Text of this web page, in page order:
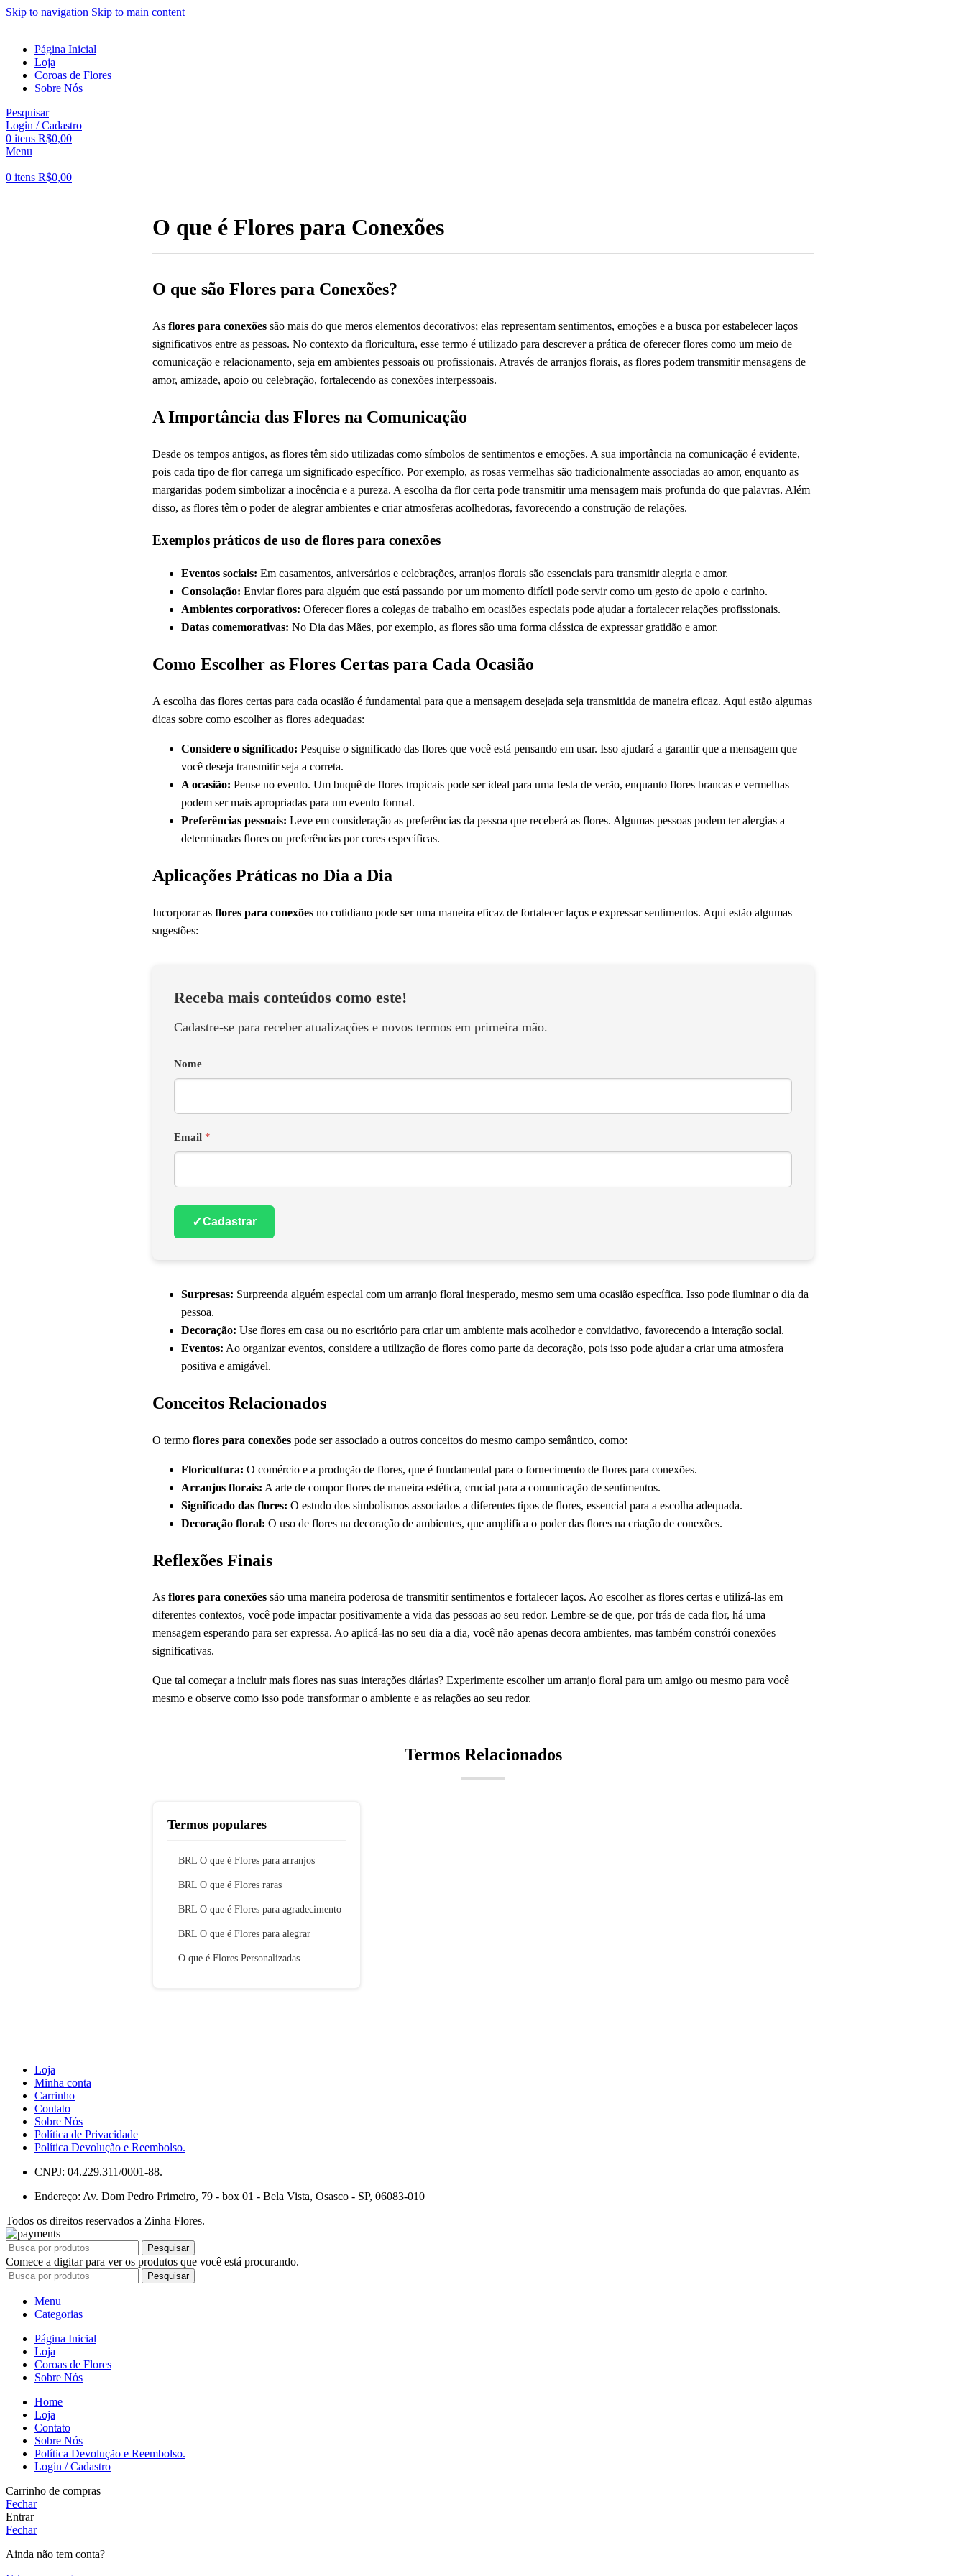
Skip to navigation Skip to main content
Página Inicial
Loja
Coroas de Flores
Sobre Nós
Pesquisar
Login / Cadastro
0 itens R$0,00
Menu
0 itens R$0,00
O que é Flores para Conexões
O que são Flores para Conexões?
As flores para conexões são mais do que meros elementos decorativos; elas representam sentimentos, emoções e a busca por estabelecer laços
significativos entre as pessoas. No contexto da floricultura, esse termo é utilizado para descrever a prática de oferecer flores como um meio de
comunicação e relacionamento, seja em ambientes pessoais ou profissionais. Através de arranjos florais, as flores podem transmitir mensagens de
amor, amizade, apoio ou celebração, fortalecendo as conexões interpessoais.
A Importância das Flores na Comunicação
Desde os tempos antigos, as flores têm sido utilizadas como símbolos de sentimentos e emoções. A sua importância na comunicação é evidente,
pois cada tipo de flor carrega um significado específico. Por exemplo, as rosas vermelhas são tradicionalmente associadas ao amor, enquanto as
margaridas podem simbolizar a inocência e a pureza. A escolha da flor certa pode transmitir uma mensagem mais profunda do que palavras. Além
disso, as flores têm o poder de alegrar ambientes e criar atmosferas acolhedoras, favorecendo a construção de relações.
Exemplos práticos de uso de flores para conexões
Eventos sociais: Em casamentos, aniversários e celebrações, arranjos florais são essenciais para transmitir alegria e amor.
Consolação: Enviar flores para alguém que está passando por um momento difícil pode servir como um gesto de apoio e carinho.
Ambientes corporativos: Oferecer flores a colegas de trabalho em ocasiões especiais pode ajudar a fortalecer relações profissionais.
Datas comemorativas: No Dia das Mães, por exemplo, as flores são uma forma clássica de expressar gratidão e amor.
Como Escolher as Flores Certas para Cada Ocasião
A escolha das flores certas para cada ocasião é fundamental para que a mensagem desejada seja transmitida de maneira eficaz. Aqui estão algumas
dicas sobre como escolher as flores adequadas:
Considere o significado: Pesquise o significado das flores que você está pensando em usar. Isso ajudará a garantir que a mensagem que
você deseja transmitir seja a correta.
A ocasião: Pense no evento. Um buquê de flores tropicais pode ser ideal para uma festa de verão, enquanto flores brancas e vermelhas
podem ser mais apropriadas para um evento formal.
Preferências pessoais: Leve em consideração as preferências da pessoa que receberá as flores. Algumas pessoas podem ter alergias a
determinadas flores ou preferências por cores específicas.
Aplicações Práticas no Dia a Dia
Incorporar as flores para conexões no cotidiano pode ser uma maneira eficaz de fortalecer laços e expressar sentimentos. Aqui estão algumas
sugestões:
Receba mais conteúdos como este!
Cadastre-se para receber atualizações e novos termos em primeira mão.
Nome
Email *
✓Cadastrar
Surpresas: Surpreenda alguém especial com um arranjo floral inesperado, mesmo sem uma ocasião específica. Isso pode iluminar o dia da
pessoa.
Decoração: Use flores em casa ou no escritório para criar um ambiente mais acolhedor e convidativo, favorecendo a interação social.
Eventos: Ao organizar eventos, considere a utilização de flores como parte da decoração, pois isso pode ajudar a criar uma atmosfera
positiva e amigável.
Conceitos Relacionados
O termo flores para conexões pode ser associado a outros conceitos do mesmo campo semântico, como:
Floricultura: O comércio e a produção de flores, que é fundamental para o fornecimento de flores para conexões.
Arranjos florais: A arte de compor flores de maneira estética, crucial para a comunicação de sentimentos.
Significado das flores: O estudo dos simbolismos associados a diferentes tipos de flores, essencial para a escolha adequada.
Decoração floral: O uso de flores na decoração de ambientes, que amplifica o poder das flores na criação de conexões.
Reflexões Finais
As flores para conexões são uma maneira poderosa de transmitir sentimentos e fortalecer laços. Ao escolher as flores certas e utilizá-las em
diferentes contextos, você pode impactar positivamente a vida das pessoas ao seu redor. Lembre-se de que, por trás de cada flor, há uma
mensagem esperando para ser expressa. Ao aplicá-las no seu dia a dia, você não apenas decora ambientes, mas também constrói conexões
significativas.
Que tal começar a incluir mais flores nas suas interações diárias? Experimente escolher um arranjo floral para um amigo ou mesmo para você
mesmo e observe como isso pode transformar o ambiente e as relações ao seu redor.
Termos Relacionados
Termos populares
BRL O que é Flores para arranjos
BRL O que é Flores raras
BRL O que é Flores para agradecimento
BRL O que é Flores para alegrar
O que é Flores Personalizadas
Loja
Minha conta
Carrinho
Contato
Sobre Nós
Política de Privacidade
Política Devolução e Reembolso.
CNPJ: 04.229.311/0001-88.
Endereço: Av. Dom Pedro Primeiro, 79 - box 01 - Bela Vista, Osasco - SP, 06083-010
Todos os direitos reservados a Zinha Flores.
Pesquisar
Comece a digitar para ver os produtos que você está procurando.
Pesquisar
Menu
Categorias
Página Inicial
Loja
Coroas de Flores
Sobre Nós
Home
Loja
Contato
Sobre Nós
Política Devolução e Reembolso.
Login / Cadastro
Carrinho de compras
Fechar
Entrar
Fechar
Ainda não tem conta?